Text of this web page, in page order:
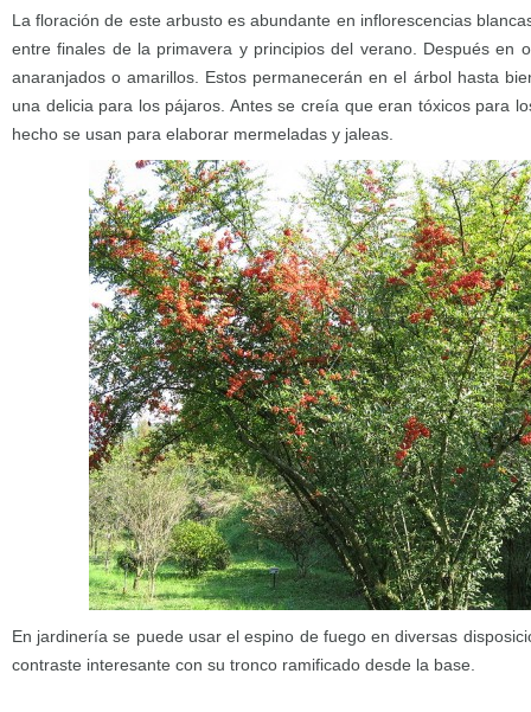
La floración de este arbusto es abundante en inflorescencias
entre finales de la primavera y principios del verano. Después en
anaranjados o amarillos. Estos permanecerán en el árbol hasta
una delicia para los pájaros. Antes se creía que eran tóxicos para
hecho se usan para elaborar mermeladas y jaleas.
En jardinería se puede usar el espino de fuego en diversas
contraste interesante con su tronco ramificado desde la base.